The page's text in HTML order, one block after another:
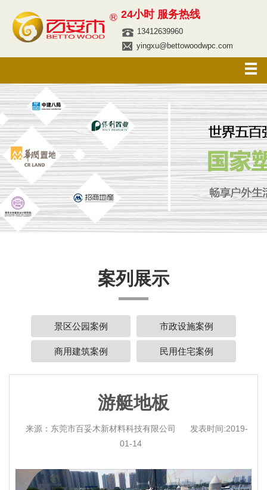
24小时 服务热线
13412639960
yingxu@bettowoodwpc.com
案列展示
景区公园案例 市政设施案例
商用建筑案例 民用住宅案例
游艇地板
来源：东莞市百妥木新材料科技有限公司
发表时间:2019-
01-14